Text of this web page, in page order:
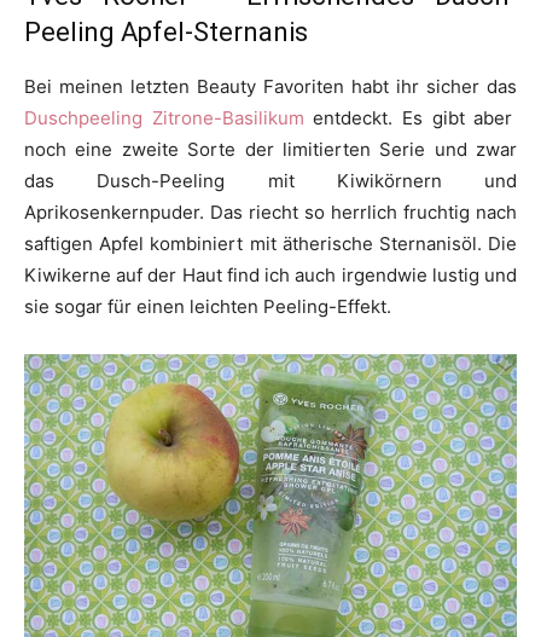
Peeling Apfel-Sternanis
Bei meinen letzten Beauty Favoriten habt ihr sicher das
Duschpeeling Zitrone-Basilikumentdeckt. Es gibt aber
noch eine zweite Sorte der limitierten Serie und zwar
das Dusch-Peeling mit Kiwikörnern und
Aprikosenkernpuder. Das riecht so herrlich fruchtig nach
saftigen Apfel kombiniert mit ätherische Sternanisöl. Die
Kiwikerne auf der Haut find ich auch irgendwie lustig und
sie sogar für einen leichten Peeling-Effekt.